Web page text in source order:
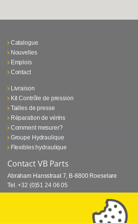
Catalogue
Nouvelles
Emplois
Contact
Livraison
Kit Contrôle de pression
Tailles de presse
Réparation de vérins
Comment mesurer?
Groupe Hydraulique
Flexibles hydraulique
Contact VB Parts
Abraham Hansstraat 7, B-8800 Roeselare
Tel. +32 (0)51 24 06 05
⏳ Dernier mois de